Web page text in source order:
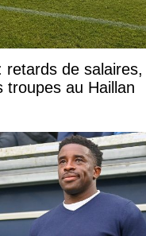
retards de salaires,
troupes au Haillan